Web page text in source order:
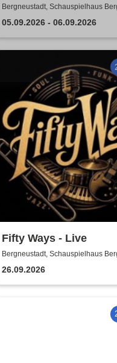
Sonnenschein!
Bergneustadt, Schauspielhaus
05.09.2026 - 06.09.2026
Fifty Ways - Live
Bergneustadt, Schauspielhaus
26.09.2026